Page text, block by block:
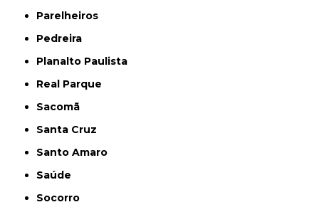
Parelheiros
Pedreira
Planalto Paulista
Real Parque
Sacomã
Santa Cruz
Santo Amaro
Saúde
Socorro